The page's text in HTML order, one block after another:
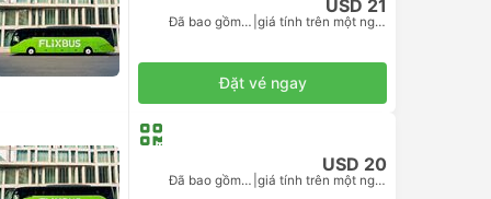
USD 21
Đã bao gồm thuế | giá tính trên một người lớn
Đặt vé ngay
USD 20
Đã bao gồm thuế | giá tính trên một người lớn